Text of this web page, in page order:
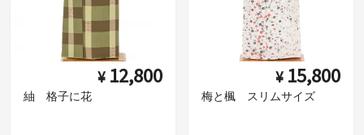
¥ 12,800
紬 格子に花
¥ 15,800
梅と楓 スリムサイズ